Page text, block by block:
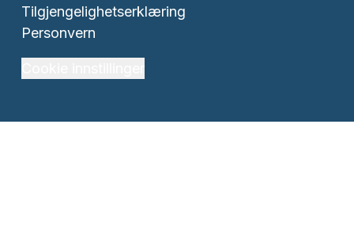
Tilgjengelighetserklæring
Personvern